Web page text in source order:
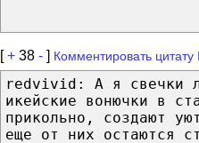
[+ 38 - ] Комментировать
redvivid: А я свечки
икейские вонючки в
прикольно, создают
еще от них остаются